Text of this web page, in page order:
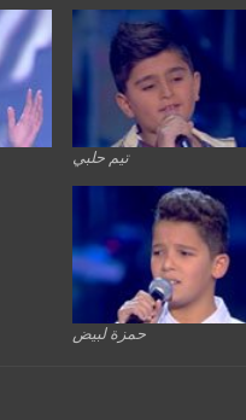
تيم حلبي
حمزة لبيض